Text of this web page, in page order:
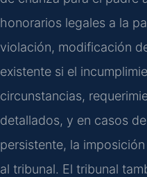
honorarios legales a la
violación, modificación
existente si el
circunstancias,
detallados, y en casos
persistente, la
al tribunal. El tribunal